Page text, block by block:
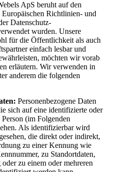
ApS beruht auf den
Richtlinien- und
Datenschutz-
wurden. Unsere
für die Öffentlichkeit als auch
einfach lesbar und
möchten wir vorab
erläutern. Wir verwenden in
anderem die folgenden
Personenbezogene Daten
sich auf eine identifizierte oder
(im Folgenden
Als identifizierbar wird
die direkt oder indirekt,
zu einer Kennung wie
zu Standortdaten,
zu einem oder mehreren